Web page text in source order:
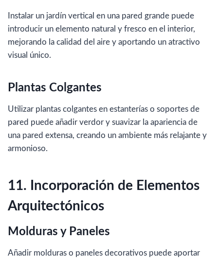
Instalar un jardín vertical en una pared grande puede
introducir un elemento natural y fresco en el interior,
mejorando la calidad del aire y aportando un atractivo
visual único.
Plantas Colgantes
Utilizar plantas colgantes en estanterías o soportes de
pared puede añadir verdor y suavizar la apariencia de
una pared extensa, creando un ambiente más relajante y
armonioso.
11. Incorporación de Elementos
Arquitectónicos
Molduras y Paneles
Añadir molduras o paneles decorativos puede aportar